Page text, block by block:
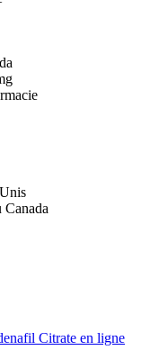
Citrate en ligne